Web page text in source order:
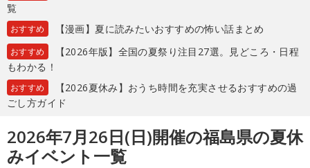
覧
おすすめ 【漫画】夏に読みたいおすすめの怖い話まとめ
おすすめ
【2026年版】全国の夏祭り注目27選。見どころ・日程
もわかる！
おすすめ
【2026夏休み】おうち時間を充実させるおすすめの過
ごし方ガイド
2026年7月26日(日)開催の福島県の夏休
みイベント一覧